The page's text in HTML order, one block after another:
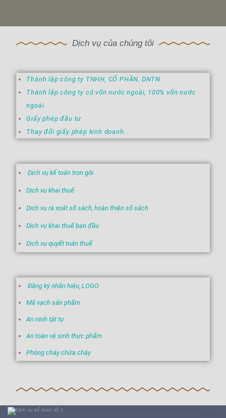
Dịch vụ của chúng tôi
Thành lập công ty TNHH, CỔ PHẦN, DNTN
Thành lập công ty có vốn nước ngoài, 100% vốn nước
ngoài
Giấy phép đầu tư.
Thay đổi giấy phép kinh doanh.
Dịch vụ kế toán trọn gói
Dịch vụ khai thuế
Dịch vụ rà xoát sổ sách, hoàn thiện sổ sách
Dịch vụ khai thuế ban đầu
Dịch vụ quyết toán thuế
Đăng ký nhãn hiệu, LOGO
Mã vạch sản phẩm
An ninh tật tự
An toàn vệ sinh thực phẩm
Phòng cháy chữa cháy